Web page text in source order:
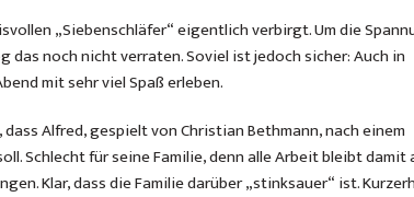
„Siebenschläfer“ eigentlich verbirgt. Um die
das noch nicht verraten. Soviel ist jedoch sicher: Auch in
mit sehr viel Spaß erleben.
Alfred, gespielt von Christian Bethmann, nach einem
Schlecht für seine Familie, denn alle Arbeit bleibt damit
Klar, dass die Familie darüber „stinksauer“ ist.